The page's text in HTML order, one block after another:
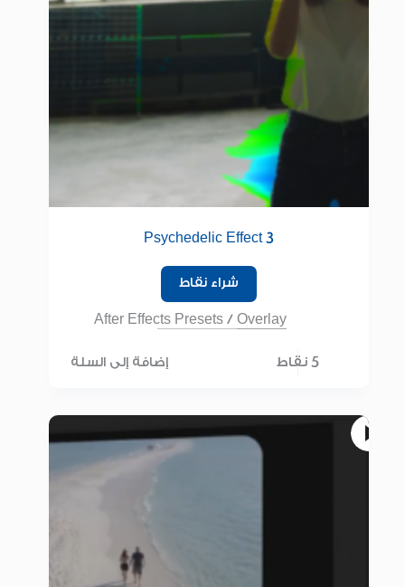
Psychedelic Effect 3
شراء نقاط
After Effects Presets /Overlay
5 نقاط إضافة إلى السلة